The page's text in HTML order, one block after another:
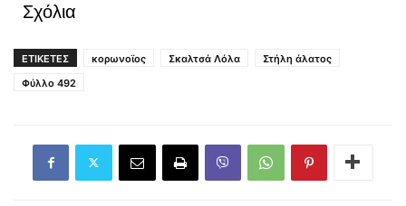
Σχόλια
ΕΤΙΚΕΤΕΣ κορωνοϊος Σκαλτσά Λόλα
Στήλη άλατος
Φύλλο 492